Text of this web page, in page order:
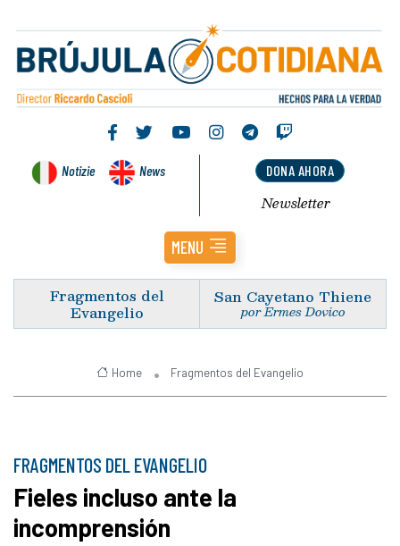
Notizie News DONA AHORA
Newsletter
MENU
Fragmentos del
Evangelio
San Cayetano Thiene
por Ermes Dovico
Home Fragmentos del Evangelio
FRAGMENTOS DEL EVANGELIO
Fieles incluso ante la
incomprensión